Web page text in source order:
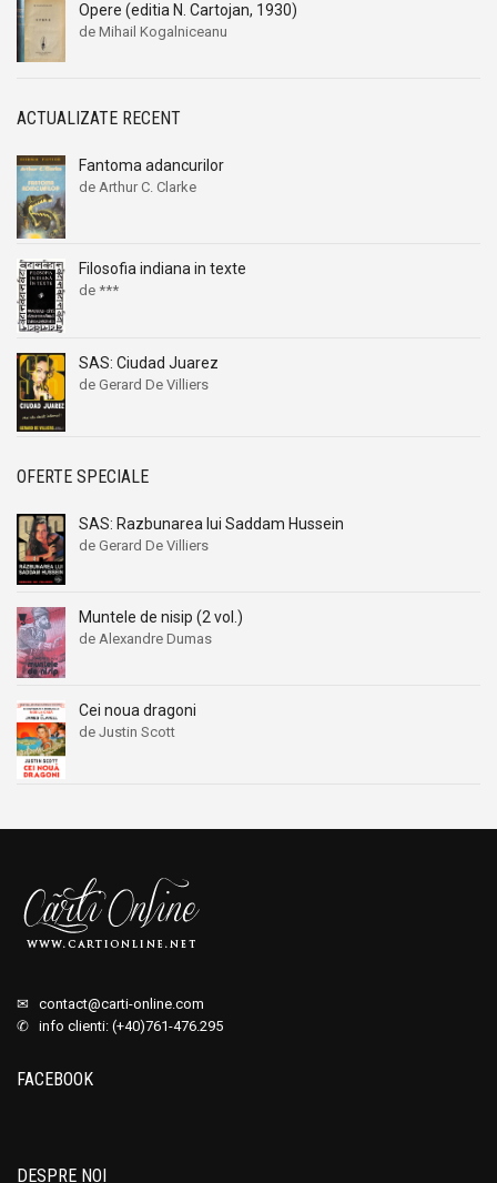
Opere (editia N. Cartojan, 1930)
de Mihail Kogalniceanu
ACTUALIZATE RECENT
Fantoma adancurilor
de Arthur C. Clarke
Filosofia indiana in texte
de ***
SAS: Ciudad Juarez
de Gerard De Villiers
OFERTE SPECIALE
SAS: Razbunarea lui Saddam Hussein
de Gerard De Villiers
Muntele de nisip (2 vol.)
de Alexandre Dumas
Cei noua dragoni
de Justin Scott
✉ contact@carti-online.com
✆ info clienti: (+40)761-476.295
FACEBOOK
DESPRE NOI